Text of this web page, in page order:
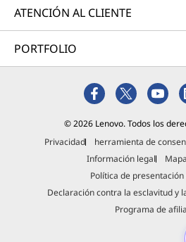
ATENCIÓN AL CLIENTE
PORTFOLIO
© 2026 Lenovo. Todos los
Privacidad
herramienta de
Información legal
Política de
Declaración contra la esclavitud y
Programa de